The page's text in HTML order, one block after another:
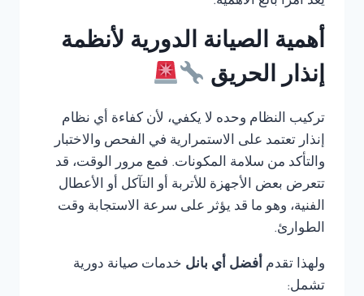
أهمية الصيانة الدورية لأنظمة
إنذار الحريق
تركيب النظام وحده لا يكفي، لأن كفاءة أي نظام
إنذار تعتمد على الاستمرارية في الفحص والاختبار
والتأكد من سلامة المكونات. فمع مرور الوقت، قد
تتعرض بعض الأجهزة للأتربة أو التآكل أو الأعطال
الفنية، وهو ما قد يؤثر على سرعة الاستجابة وقت
الطوارئ.
ولهذا تقدم أفضل أي بانل خدمات صيانة دورية
تشمل: